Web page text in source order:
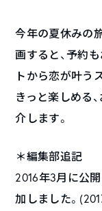
今年の夏休みの
画すると、予約
トから恋が叶う
きっと楽しめる
介します。
＊編集部追記
2016年3月に公
加しました。